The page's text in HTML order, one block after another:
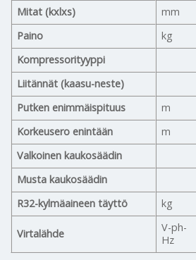
Mitat (kxlxs)
mm
Paino
kg
Kompressorityyppi
Liitännät (kaasu-neste)
Putken enimmäispituus
m
Korkeusero enintään
m
Valkoinen kaukosäädin
Musta kaukosäädin
R32-kylmäaineen täyttö
kg
Virtalähde
V-ph-
Hz